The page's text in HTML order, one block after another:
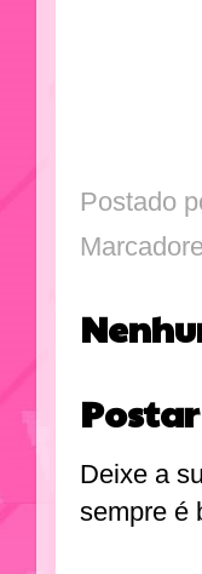
Postado
Deixe a
sempre é